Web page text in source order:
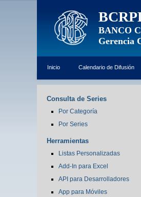
BANCO
Gerencia
Inicio Calendario de Difusión
Consulta de Series
Por Categoría
Por Series
Herramientas
Listas Personalizadas
Add-In para Excel
API para Desarrolladores
App para Móviles